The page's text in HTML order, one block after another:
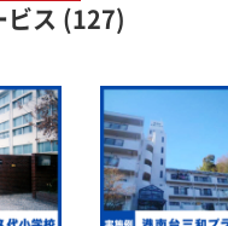
ビス (127)